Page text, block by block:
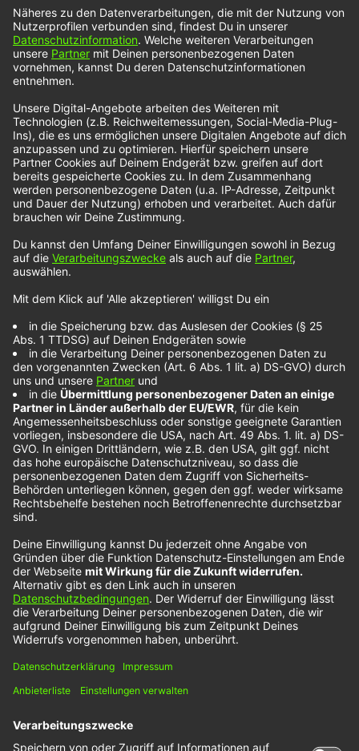
Gavin James –
Kingdom
Gavin James ist nach seiner Single„Circles“erneut
bei NOXX vertreten – dieses Mal mit seiner
einfühlsamen Ballade„Kingdom“. Klavier und vor
neue Single. Viel mehr Worte muss man im Grunde
genommen gar nicht verlieren über diese sauber
produzierte Ballade – hört euch „Kingdom“ von
Gavin Jameseinfach an und ihr wisst warum…
Noch mehr NOXX-Künstler findest Du unter diesem
Link:
Wir benötigen Ihre Zustimmung, um
laden!
Wir verwenden einen Service eines
Drittanbieters, um Videoinhalte einzubetten.
Dieser Service kann Daten zu Ihren Aktivitäten
sammeln. Bitte lesen Sie die Details durch und
stimmen Sie der Nutzung des Service zu, um
dieses Video anzusehen.